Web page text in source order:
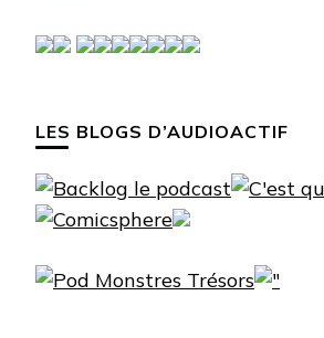
LES BLOGS D’AUDIOACTIF